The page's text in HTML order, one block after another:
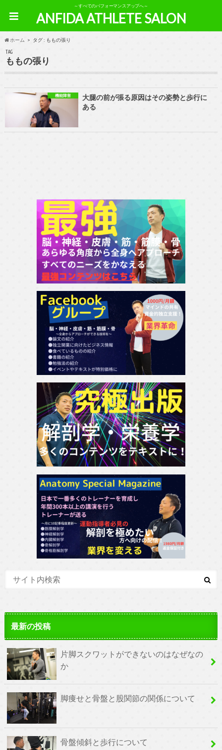
～すべてのパフォーマンスアップへ～
ANFIDA ATHLETE SALON
ホーム タグ : ももの張り
TAG
ももの張り
機能障害
大腿の前が張る原因はその姿勢と歩行に
ある
最新の投稿
片脚スクワットができないのはなぜなの
か
脚痩せと骨盤と股関節の関係について
骨盤傾斜と歩行について